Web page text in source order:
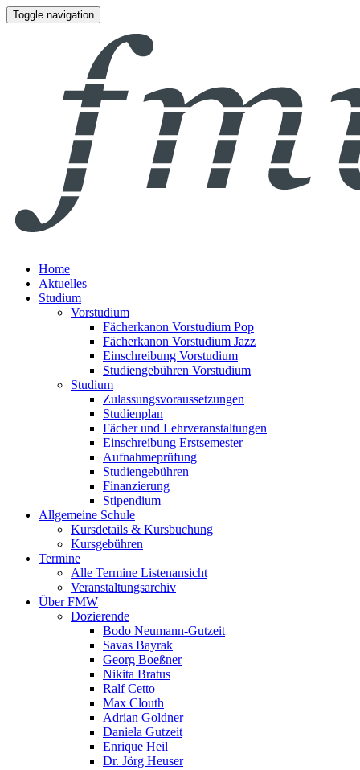
Toggle navigation
Home
Aktuelles
Studium
Vorstudium
Fächerkanon Vorstudium Pop
Fächerkanon Vorstudium Jazz
Einschreibung Vorstudium
Studiengebühren Vorstudium
Studium
Zulassungsvoraussetzungen
Studienplan
Fächer und Lehrveranstaltungen
Einschreibung Erstsemester
Aufnahmeprüfung
Studiengebühren
Finanzierung
Stipendium
Allgemeine Schule
Kursdetails & Kursbuchung
Kursgebühren
Termine
Alle Termine Listenansicht
Veranstaltungsarchiv
Über FMW
Dozierende
Bodo Neumann-Gutzeit
Savas Bayrak
Georg Boeßner
Nikita Bratus
Ralf Cetto
Max Clouth
Adrian Goldner
Daniela Gutzeit
Enrique Heil
Dr. Jörg Heuser